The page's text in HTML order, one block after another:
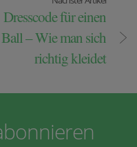
Dresscode für einen
Ball – Wie man sich
richtig kleidet